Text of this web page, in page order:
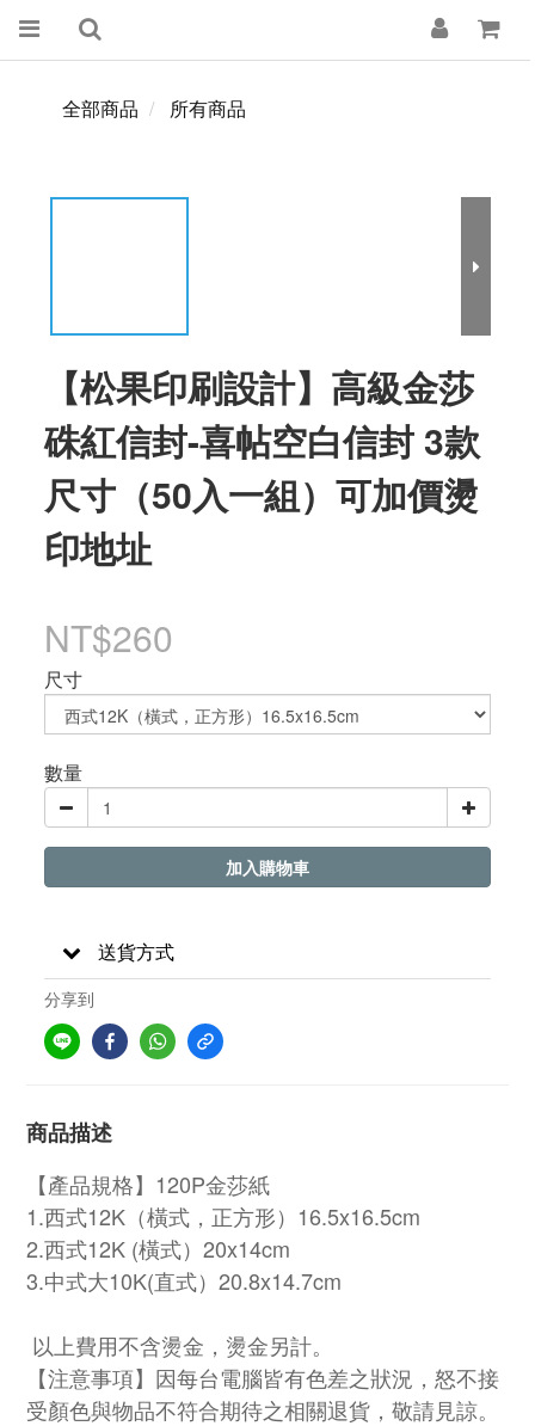
全部商品 所有商品
【松果印刷設計】高級金莎
硃紅信封-喜帖空白信封 3款
尺寸（50入一組）可加價燙
印地址
NT$260
尺寸
數量
加入購物車
送貨方式
分享到
商品描述
【產品規格】120P金莎紙
1.西式12K（橫式，正方形）16.5x16.5cm
2.西式12K (橫式）20x14cm
3.中式大10K(直式）20.8x14.7cm
以上費用不含燙金，燙金另計。
【注意事項】因每台電腦皆有色差之狀況，怒不接
受顏色與物品不符合期待之相關退貨，敬請見諒。